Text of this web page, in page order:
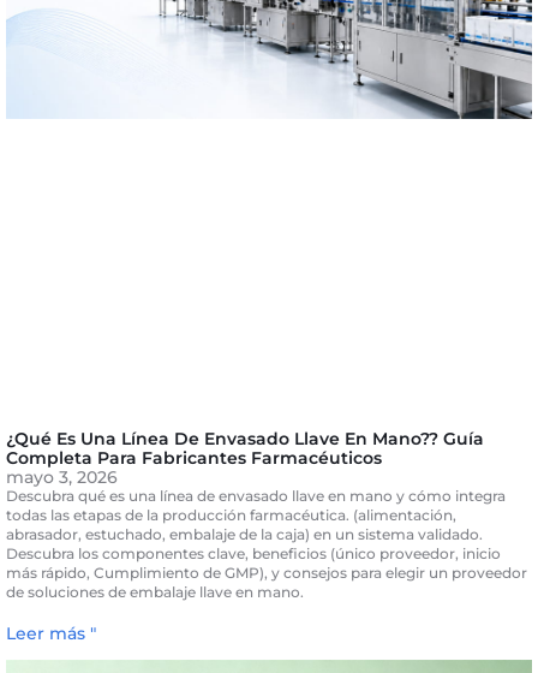
¿Qué Es Una Línea De Envasado Llave En Mano?? Guía
Completa Para Fabricantes Farmacéuticos
mayo 3, 2026
Descubra qué es una línea de envasado llave en mano y cómo integra
todas las etapas de la producción farmacéutica. (alimentación,
abrasador, estuchado, embalaje de la caja) en un sistema validado.
Descubra los componentes clave, beneficios (único proveedor, inicio
más rápido, Cumplimiento de GMP), y consejos para elegir un proveedor
de soluciones de embalaje llave en mano.
Leer más "